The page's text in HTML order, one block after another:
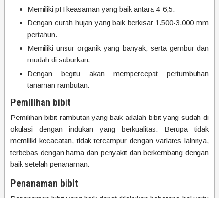
Memiliki pH keasaman yang baik antara 4-6,5.
Dengan curah hujan yang baik berkisar 1.500-3.000 mm
pertahun.
Memiliki unsur organik yang banyak, serta gembur dan
mudah di suburkan.
Dengan begitu akan mempercepat pertumbuhan
tanaman rambutan.
Pemilihan bibit
Pemilihan bibit rambutan yang baik adalah bibit yang sudah di
okulasi dengan indukan yang berkualitas. Berupa tidak
memiliki kecacatan, tidak tercampur dengan variates lainnya,
terbebas dengan hama dan penyakit dan berkembang dengan
baik setelah penanaman.
Penanaman bibit